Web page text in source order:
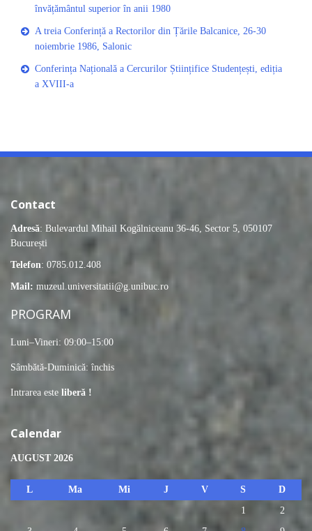
învățământul superior în anii 1980
A treia Conferință a Rectorilor din Țările Balcanice, 26-30
noiembrie 1986, Salonic
Conferința Națională a Cercurilor Științifice Studențești, ediția
a XVIII-a
Contact
Adresă: Bulevardul Mihail Kogălniceanu 36-46, Sector 5, 050107
București
Telefon: 0785.012.408
Mail: muzeul.universitatii@g.unibuc.ro
PROGRAM
Luni–Vineri: 09:00–15:00
Sâmbătă-Duminică: închis
Intrarea este liberă !
Calendar
AUGUST 2026
L Ma Mi J V S
D
1
2